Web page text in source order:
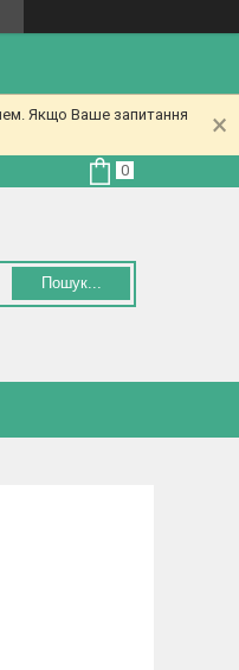
Якщо Ваше запитання
Пошук...